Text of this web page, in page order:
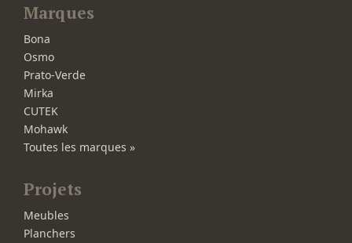
Marques
Bona
Osmo
Prato-Verde
Mirka
CUTEK
Mohawk
Toutes les marques »
Projets
Meubles
Planchers